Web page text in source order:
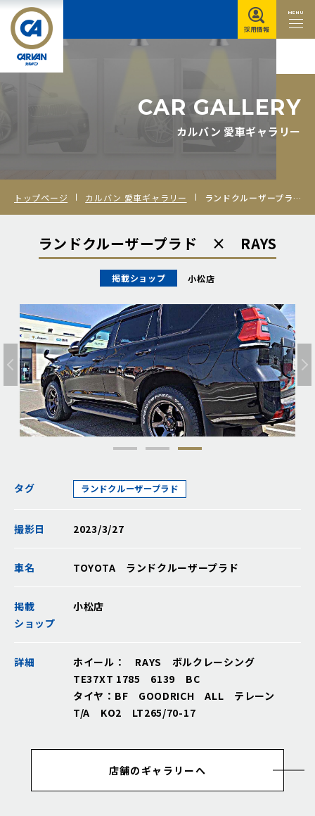
MENU
採用情報
CAR GALLERY
カルバン 愛車ギャラリー
トップページ カルバン 愛車ギャラリー ランドクルーザープラド × RAYS
ランドクルーザープラド × RAYS
掲載ショップ 小松店
タグ ランドクルーザープラド
撮影日 2023/3/27
車名 TOYOTA ランドクルーザープラド
掲載
ショップ
小松店
詳細
ホイール： RAYS ボルクレーシング
TE37XT 1785 6139 BC
タイヤ：BF GOODRICH ALL テレーン
T/A KO2 LT265/70-17
店舗のギャラリーへ